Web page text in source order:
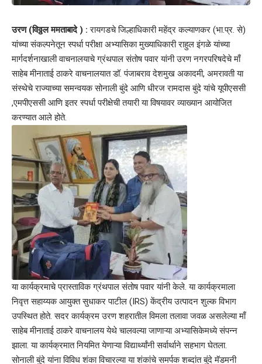
उरण (विठ्ठल ममताबादे ) : रायगडचे जिल्हाधिकारी महेंद्र कल्याणकर (भा.प्र. से)
यांच्या संकल्पनेतून स्पर्धा परीक्षा अभ्यासिका मुख्याधिकारी राहुल इंगळे यांच्या
मार्गदर्शनाखाली वाचनालयाचे ग्रंथपाल संतोष पवार यांनी उरण नगरपरिषदेचे माँ
साहेब मीनाताई ठाकरे वाचनालयात डॉ. पंजाबराव देशमुख अकादमी, अमरावती या
संस्थेचे राज्याच्या समन्वयक सोनाली बुंदे आणि धीरज रामदास बुंदे यांचे यूपीएससी
,एमपीएससी आणि इतर स्पर्धा परीक्षेची तयारी या विषयावर व्याख्यान आयोजित
करण्यात आले होते.
या कार्यक्रमाचे प्रास्ताविक ग्रंथपाल संतोष पवार यांनी केले. या कार्यक्रमाला
निवृत्त सहाय्यक आयुक्त सुधाकर पाटील (IRS) केंद्रीय उत्पादन शुल्क विभाग
उपस्थित होते. सदर कार्यक्रम उरण शहरातील विमला तलावा जवळ असलेल्या माँ
साहेब मीनाताई ठाकरे वाचनालय येथे चालवल्या जाणाऱ्या अभ्यासिकेमध्ये संपन्न
झाला. या कार्यक्रमात नियमित येणाऱ्या विद्यार्थ्यांनी सर्वार्थाने सहभाग घेतला.
सोनाली बुंदे यांना विविध शंका विचारल्या या शंकांचे समर्पक शब्दांत बुंदे मॅडमनी